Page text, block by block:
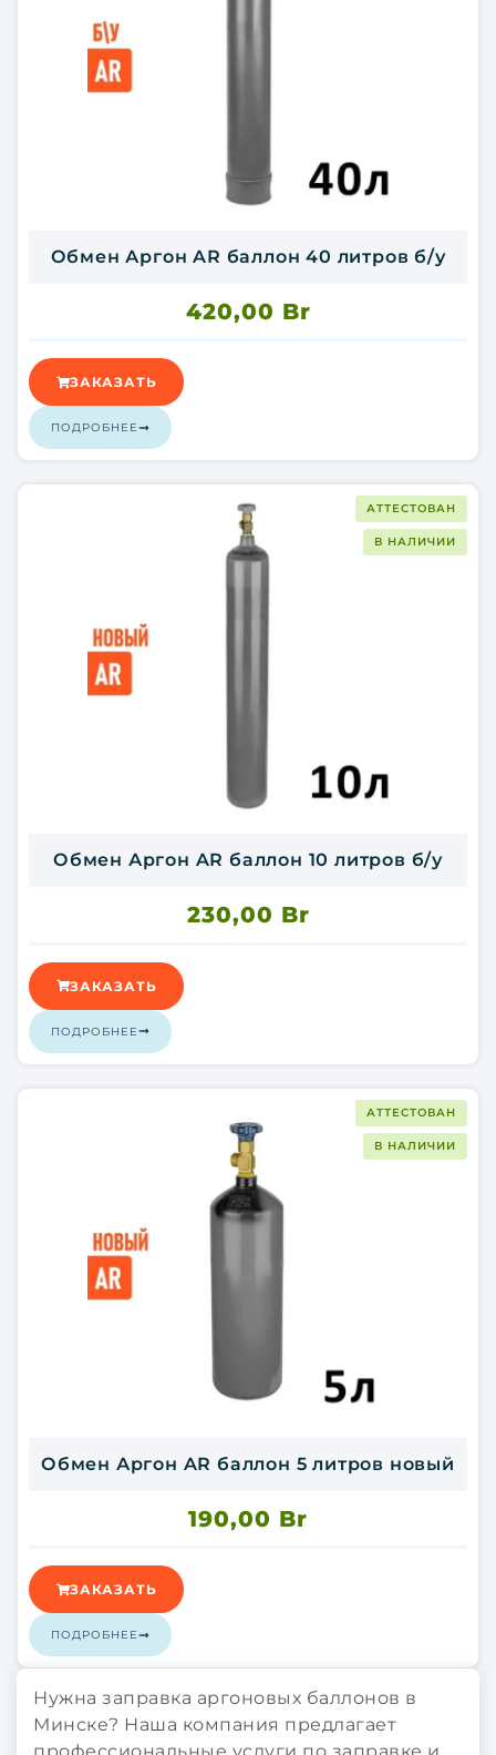
Обмен Аргон AR баллон 40 литров б/у
420,00 Br
ЗАКАЗАТЬ
ПОДРОБНЕЕ
АТТЕСТОВАН
В НАЛИЧИИ
Обмен Аргон AR баллон 10 литров б/у
230,00 Br
ЗАКАЗАТЬ
ПОДРОБНЕЕ
АТТЕСТОВАН
В НАЛИЧИИ
Обмен Аргон AR баллон 5 литров новый
190,00 Br
ЗАКАЗАТЬ
ПОДРОБНЕЕ
Нужна заправка аргоновых баллонов в
Минске? Наша компания предлагает